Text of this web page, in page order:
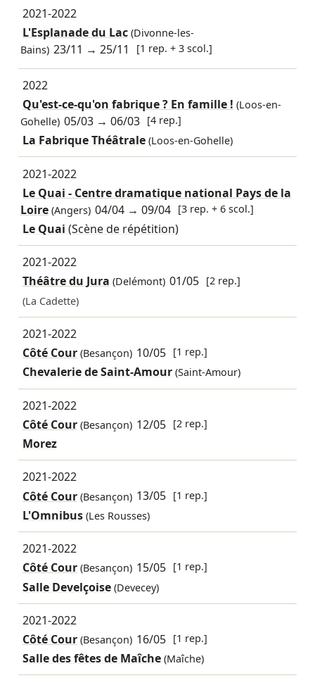
2021-2022
L'Esplanade du Lac(Divonne-les-
Bains) 23/11 →25/11 [1 rep. + 3 scol.]
2022
Qu'est-ce-qu'on fabrique ? En famille ! (Loos-en-
Gohelle) 05/03 →06/03 [4 rep.]
La Fabrique Théâtrale (Loos-en-Gohelle)
2021-2022
Le Quai - Centre dramatique national Pays de la
Loire(Angers) 04/04 →09/04 [3 rep. + 6 scol.]
Le Quai (Scène de répétition)
2021-2022
Théâtre du Jura (Delémont) 01/05 [2 rep.]
(La Cadette)
2021-2022
Côté Cour(Besançon) 10/05 [1 rep.]
Chevalerie de Saint-Amour (Saint-Amour)
2021-2022
Côté Cour(Besançon) 12/05 [2 rep.]
Morez
2021-2022
Côté Cour(Besançon) 13/05 [1 rep.]
L'Omnibus (Les Rousses)
2021-2022
Côté Cour(Besançon) 15/05 [1 rep.]
Salle Develçoise (Devecey)
2021-2022
Côté Cour(Besançon) 16/05 [1 rep.]
Salle des fêtes de Maîche (Maîche)